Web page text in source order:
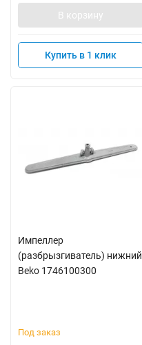
В корзину
Купить в 1 клик
Импеллер
(разбрызгиватель) нижний
Beko 1746100300
Под заказ